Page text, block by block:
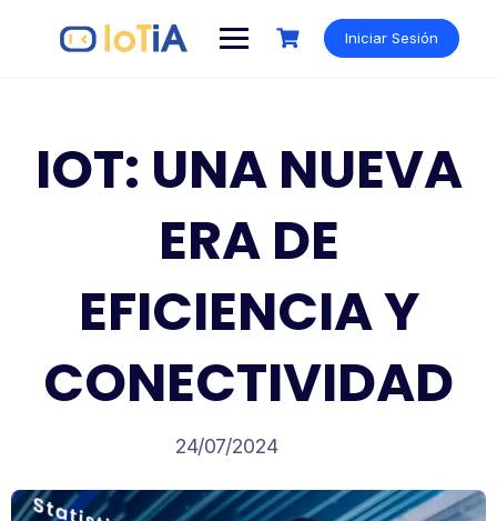
contenido
Iniciar Sesión
IOT: UNA NUEVA
ERA DE
EFICIENCIA Y
CONECTIVIDAD
24/07/2024